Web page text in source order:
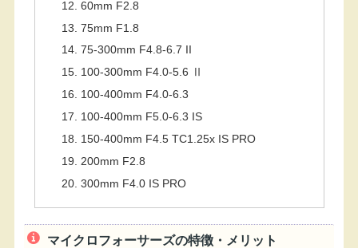
60mm F2.8
75mm F1.8
75-300mm F4.8-6.7 II
100-300mm F4.0-5.6 Ⅱ
100-400mm F4.0-6.3
100-400mm F5.0-6.3 IS
150-400mm F4.5 TC1.25x IS PRO
200mm F2.8
300mm F4.0 IS PRO
マイクロフォーサーズの特徴・メリット